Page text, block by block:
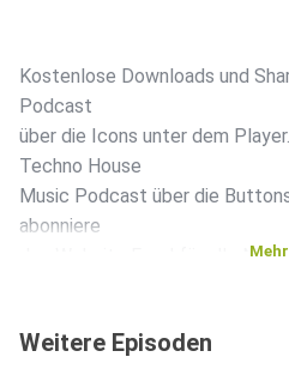
Kostenlose Downloads und
Podcast
über die Icons unter dem
Techno House
Music Podcast über die
abonniere
den Website Feed für alle
Die Tracks im Traex Techno
Mehr
Weitere Episoden